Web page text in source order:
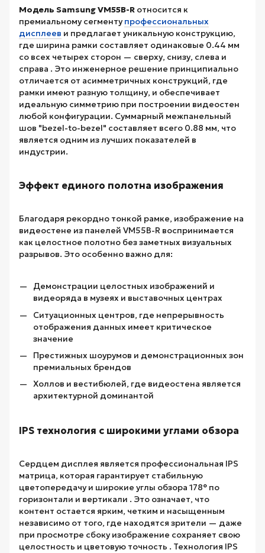
Модель Samsung VM55B-R относится к
премиальному сегментупрофессиональных
дисплеев и предлагает уникальную конструкцию,
где ширина рамки составляет одинаковые 0.44 мм
со всех четырех сторон — сверху, снизу, слева и
справа . Это инженерное решение принципиально
отличается от асимметричных конструкций, где
рамки имеют разную толщину, и обеспечивает
идеальную симметрию при построении видеостен
любой конфигурации. Суммарный межпанельный
шов "bezel-to-bezel" составляет всего 0.88 мм, что
является одним из лучших показателей в
индустрии.
Эффект единого полотна изображения
Благодаря рекордно тонкой рамке, изображение на
видеостене из панелей VM55B-R воспринимается
как целостное полотно без заметных визуальных
разрывов. Это особенно важно для:
Демонстрации целостных изображений и
видеоряда в музеях и выставочных центрах
Ситуационных центров, где непрерывность
отображения данных имеет критическое
значение
Престижных шоурумов и демонстрационных зон
премиальных брендов
Холлов и вестибюлей, где видеостена является
архитектурной доминантой
IPS технология с широкими углами обзора
Сердцем дисплея является профессиональная IPS
матрица, которая гарантирует стабильную
цветопередачу и широкие углы обзора 178° по
горизонтали и вертикали . Это означает, что
контент остается ярким, четким и насыщенным
независимо от того, где находятся зрители — даже
при просмотре сбоку изображение сохраняет свою
целостность и цветовую точность . Технология IPS